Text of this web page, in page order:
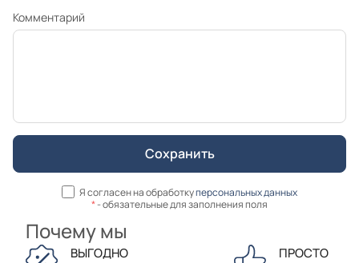
Комментарий
Я согласен на обработкуперсональных данных
*- обязательные для заполнения поля
Почему мы
ВЫГОДНО ПРОСТО